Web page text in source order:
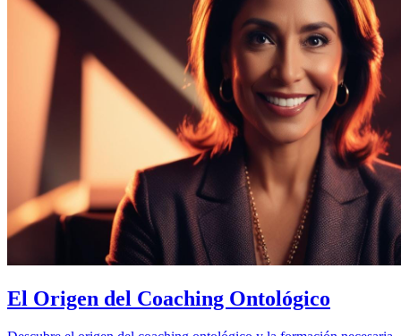
El Origen del Coaching Ontológico